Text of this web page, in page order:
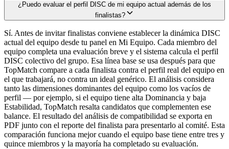
¿Puedo evaluar el perfil DISC de mi equipo actual además de los
finalistas?
Sí. Antes de invitar finalistas conviene establecer la dinámica DISC
actual del equipo desde tu panel en Mi Equipo. Cada miembro del
equipo completa una evaluación breve y el sistema calcula el perfil
DISC colectivo del grupo. Esa línea base se usa después para que
TopMatch compare a cada finalista contra el perfil real del equipo en
el que trabajará, no contra un ideal genérico. El análisis considera
tanto las dimensiones dominantes del equipo como los vacíos de
perfil — por ejemplo, si el equipo tiene alta Dominancia y baja
Estabilidad, TopMatch resalta candidatos que complementen ese
balance. El resultado del análisis de compatibilidad se exporta en
PDF junto con el reporte del finalista para presentarlo al comité. Esta
comparación funciona mejor cuando el equipo base tiene entre tres y
quince miembros y la mayoría ha completado su evaluación.